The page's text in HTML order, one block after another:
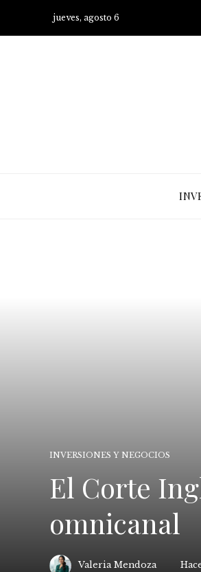
jueves, agosto 6
INVERSIONES Y NEGOCIOS
El Corte
omnicanal
Valeria Mendoza